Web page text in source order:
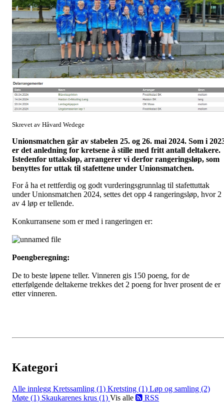
Skrevet av Håvard Wedege
Unionsmatchen går av stabelen 25. og 26. mai 2024. Som i
er det anledning for kretsene å stille med fritt antall deltakere.
Istedenfor uttaksløp, arrangerer vi derfor rangeringsløp, som
benyttes for uttak til stafettene under Unionsmatchen.
For å ha et rettferdig og godt vurderingsgrunnlag til stafettuttak
under Unionsmatchen 2024, settes det opp 4 rangeringsløp, hvor 2
av 4 løp er tellende.
Konkurransene som er med i rangeringen er:
Poengberegning:
De to beste løpene teller. Vinneren gis 150 poeng, for de
etterfølgende deltakerne trekkes det 2 poeng for hver prosent de er
etter vinneren.
Kategori
Alle innlegg Kretssamling (1) Kretsting (1) Løp og samling (2)
Møte (1) Skaukarenes krus (1) Vis alle RSS